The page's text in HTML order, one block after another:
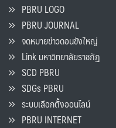
PBRU LOGO
PBRU JOURNAL
จดหมายข่าวดอนขังใหญ่
Link มหาวิทยาลัยราชภัฏ
SCD PBRU
SDGs PBRU
ระบบเลือกตั้งออนไลน์
PBRU INTERNET